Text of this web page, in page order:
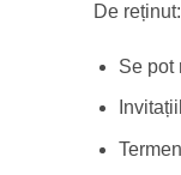
De reținut:
Se pot